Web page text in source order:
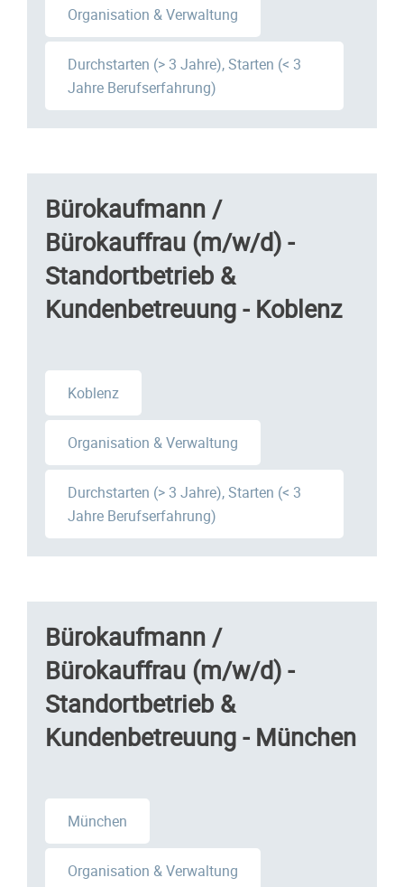
Organisation & Verwaltung
Durchstarten (> 3 Jahre), Starten (< 3
Jahre Berufserfahrung)
Bürokaufmann /
Bürokauffrau (m/w/d) -
Standortbetrieb &
Kundenbetreuung - Koblenz
Koblenz
Organisation & Verwaltung
Durchstarten (> 3 Jahre), Starten (< 3
Jahre Berufserfahrung)
Bürokaufmann /
Bürokauffrau (m/w/d) -
Standortbetrieb &
Kundenbetreuung - München
München
Organisation & Verwaltung